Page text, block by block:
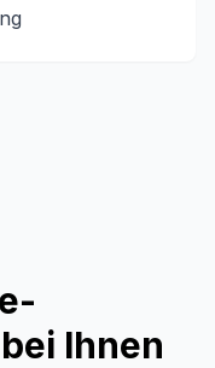
Ihnen